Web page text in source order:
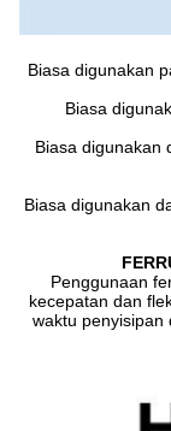
Biasa digunakan
Biasa
Biasa digunakan
Biasa digunakan
Penggunaan
kecepatan dan
waktu penyisipan